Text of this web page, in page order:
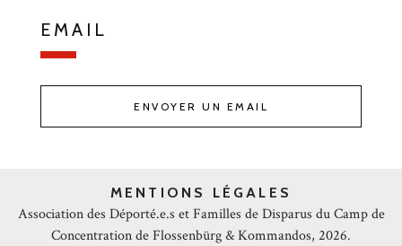
EMAIL
ENVOYER UN EMAIL
MENTIONS LÉGALES
Association des Déporté.e.s et Familles de Disparus du Camp de
Concentration de Flossenbürg & Kommandos, 2026.